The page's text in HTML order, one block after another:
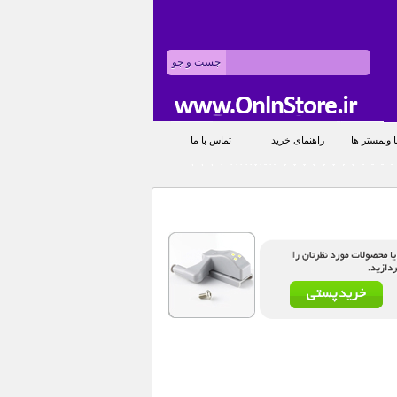
وبمستر ها راهنمای خرید تماس با ما